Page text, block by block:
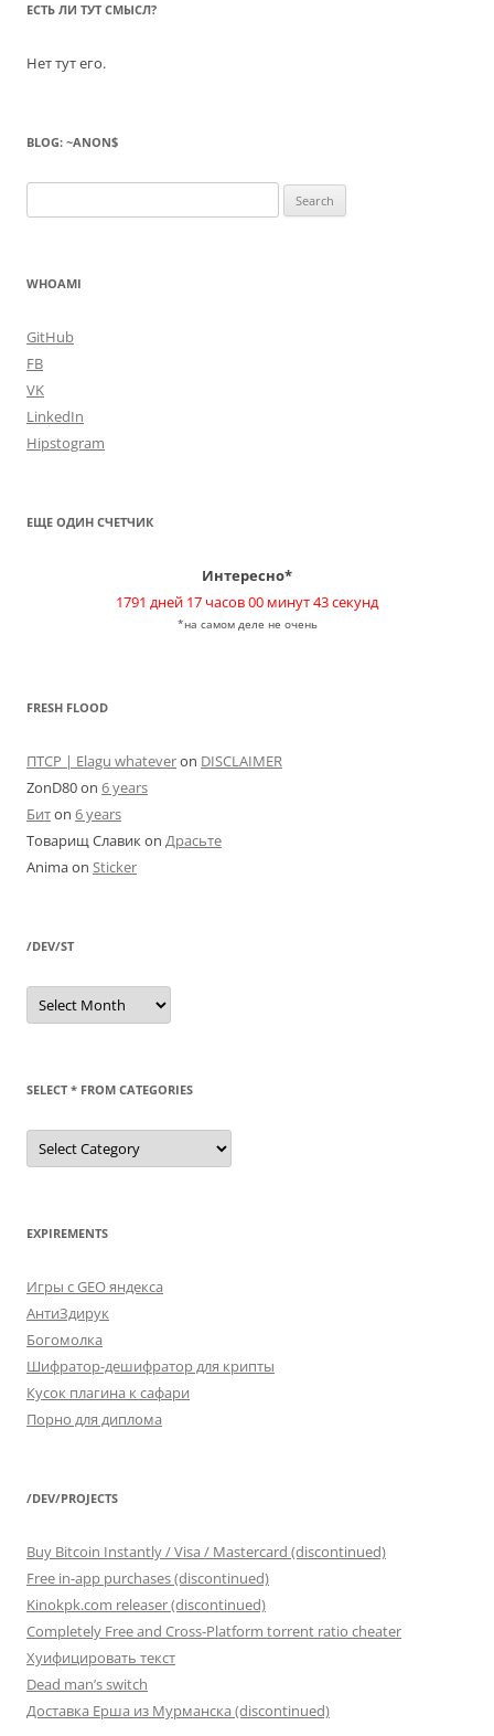
ЕСТЬ ЛИ ТУТ СМЫСЛ?
Нет тут его.
BLOG: ~ANON$
for:
WHOAMI
GitHub
FB
VK
LinkedIn
Hipstogram
ЕЩЕ ОДИН СЧЕТЧИК
Интересно*
1791 дней 17 часов 00 минут 43 секунд
*на самом деле не очень
FRESH FLOOD
ПТСР | Elagu whateveron DISCLAIMER
ZonD80on 6 years
Битon 6 years
Товарищ Славикon Драсьте
Animaon Sticker
/DEV/ST
/dev/st
SELECT * FROM CATEGORIES
SELECT
FROM
EXPIREMENTS
Игры с GEO яндекса
АнтиЗдирук
Богомолка
Шифратор-дешифратор для крипты
Кусок плагина к сафари
Порно для диплома
/DEV/PROJECTS
Buy Bitcoin Instantly / Visa / Mastercard (discontinued)
Free in-app purchases (discontinued)
Kinokpk.com releaser (discontinued)
Completely Free and Cross-Platform torrent ratio cheater
Хуифицировать текст
Dead man’s switch
Доставка Ерша из Мурманска (discontinued)